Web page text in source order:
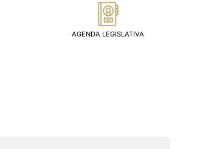
AGENDA LEGISLATIVA